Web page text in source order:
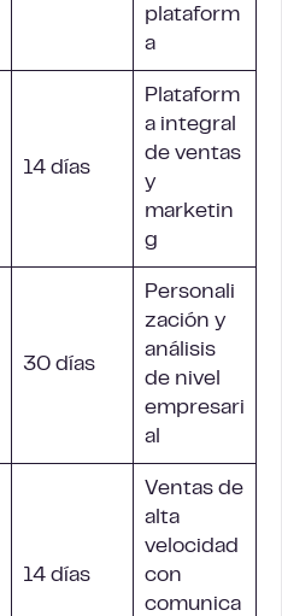
plataform
a
14 días
Plataform
a integral
de ventas
y
marketin
g
30 días
Personali
zación y
análisis
de nivel
empresari
al
14 días
Ventas de
alta
velocidad
con
comunica